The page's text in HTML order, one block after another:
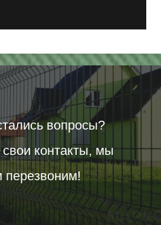
вопросы?
свои контакты, мы